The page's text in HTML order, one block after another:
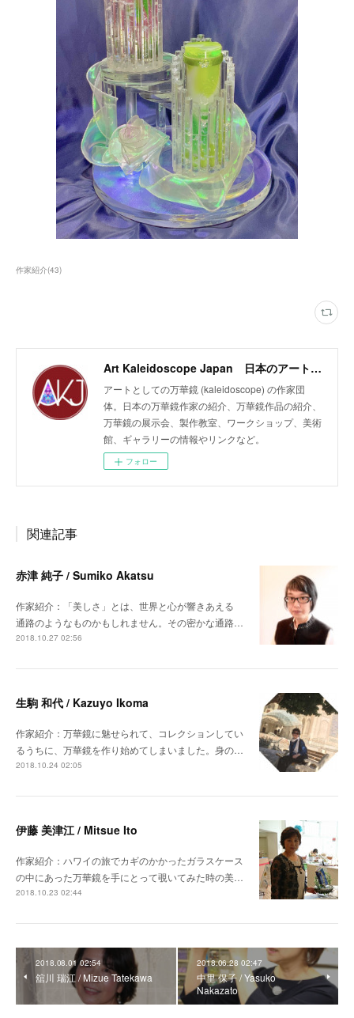
作家紹介(43)
Art Kaleidoscope Japan 日本のアート万華鏡の作家団体
アートとしての万華鏡 (kaleidoscope) の作家団
体。日本の万華鏡作家の紹介、万華鏡作品の紹介、
万華鏡の展示会、製作教室、ワークショップ、美術
館、ギャラリーの情報やリンクなど。
フォロー
関連記事
赤津 純子 / Sumiko Akatsu
作家紹介：「美しさ」とは、世界と心が響きあえる
通路のようなものかもしれません。その密かな通路…
2018.10.27 02:56
生駒 和代 / Kazuyo Ikoma
作家紹介：万華鏡に魅せられて、コレクションしてい
るうちに、万華鏡を作り始めてしまいました。身の…
2018.10.24 02:05
伊藤 美津江 / Mitsue Ito
作家紹介：ハワイの旅でカギのかかったガラスケース
の中にあった万華鏡を手にとって覗いてみた時の美…
2018.10.23 02:44
2018.08.01 02:54
舘川 瑞江 / Mizue Tatekawa
2018.06.28 02:47
中里 保子 / Yasuko
Nakazato